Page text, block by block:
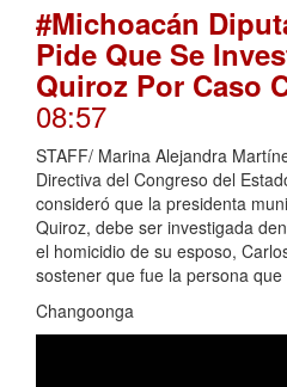
#Michoacán
Pide Que Se
Quiroz Por Caso
08:57
STAFF/ Marina Alejandra
Directiva del Congreso del
consideró que la presidenta
Quiroz, debe ser investigada
el homicidio de su esposo,
sostener que fue la persona
Changoonga